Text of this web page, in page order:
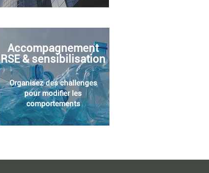
Accompagnement
RSE & sensibilisation
Organisez des challenges
pour modifier les
comportements